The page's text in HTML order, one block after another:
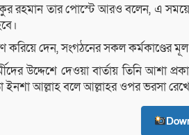
রহমান তার পোস্টে আরও বলেন, এ
করিয়ে দেন, সংগঠনের সকল কর্মকাণ্ডের
উদ্দেশে দেওয়া বার্তায় তিনি আশা
ইনশা আল্লাহ বলে আল্লাহর ওপর ভরসা